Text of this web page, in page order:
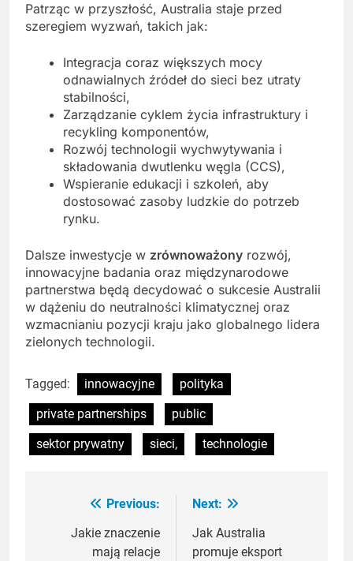
Patrząc w przyszłość, Australia staje przed
szeregiem wyzwań, takich jak:
Integracja coraz większych mocy
odnawialnych źródeł do sieci bez utraty
stabilności,
Zarządzanie cyklem życia infrastruktury i
recykling komponentów,
Rozwój technologii wychwytywania i
składowania dwutlenku węgla (CCS),
Wspieranie edukacji i szkoleń, aby
dostosować zasoby ludzkie do potrzeb
rynku.
Dalsze inwestycje w zrównoważony rozwój,
innowacyjne badania oraz międzynarodowe
partnerstwa będą decydować o sukcesie Australii
w dążeniu do neutralności klimatycznej oraz
wzmacnianiu pozycji kraju jako globalnego lidera
zielonych technologii.
Tagged: innowacyjne
polityka
private partnerships
public
sektor prywatny
sieci, technologie
Nawigacja
wpisu
Previous:
Jakie znaczenie
mają relacje
Next:
Jak Australia
promuje eksport